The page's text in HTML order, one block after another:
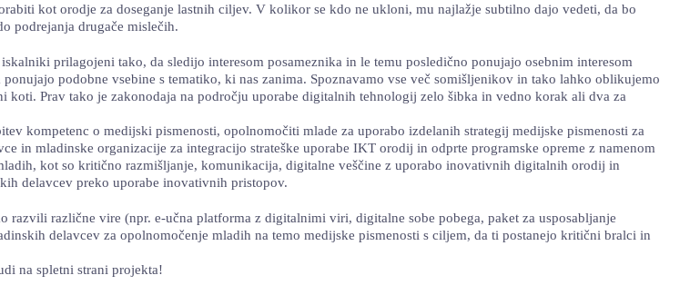
kot orodje za doseganje lastnih ciljev. V kolikor se kdo ne ukloni, mu najlažje subtilno dajo vedeti, da bo
podrejanja drugače mislečih.
prilagojeni tako, da sledijo interesom posameznika in le temu posledično ponujajo osebnim interesom
podobne vsebine s tematiko, ki nas zanima. Spoznavamo vse več somišljenikov in tako lahko oblikujemo
Prav tako je zakonodaja na področju uporabe digitalnih tehnologij zelo šibka in vedno korak ali dva za
kompetenc o medijski pismenosti, opolnomočiti mlade za uporabo izdelanih strategij medijske pismenosti za
in mladinske organizacije za integracijo strateške uporabe IKT orodij in odprte programske opreme z namenom
kot so kritično razmišljanje, komunikacija, digitalne veščine z uporabo inovativnih digitalnih orodij in
delavcev preko uporabe inovativnih pristopov.
različne vire (npr. e-učna platforma z digitalnimi viri, digitalne sobe pobega, paket za usposabljanje
delavcev za opolnomočenje mladih na temo medijske pismenosti s ciljem, da ti postanejo kritični bralci in
na spletni strani projekta!